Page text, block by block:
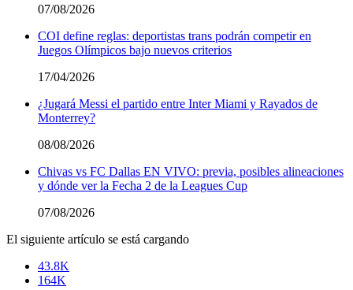
07/08/2026
COI define reglas: deportistas trans podrán competir en
Juegos Olímpicos bajo nuevos criterios
17/04/2026
¿Jugará Messi el partido entre Inter Miami y Rayados de
Monterrey?
08/08/2026
Chivas vs FC Dallas EN VIVO: previa, posibles alineaciones
y dónde ver la Fecha 2 de la Leagues Cup
07/08/2026
El siguiente artículo se está cargando
43.8K
164K